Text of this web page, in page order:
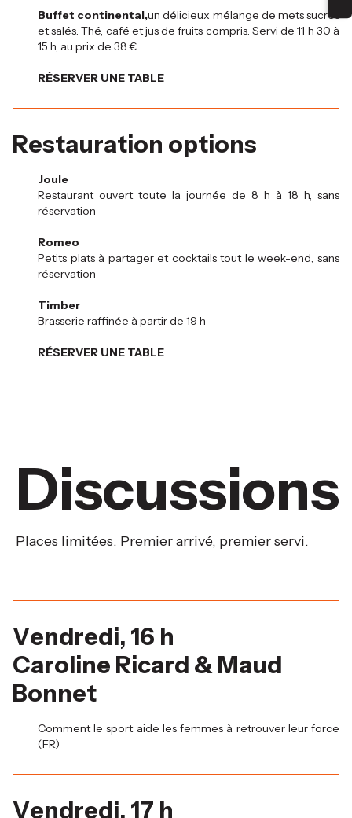
Buffet continental,un délicieux mélange de mets sucrés
et salés. Thé, café et jus de fruits compris. Servi de 11 h 30 à
15 h, au prix de 38 €.
RÉSERVER UNE TABLE
Restauration options
Joule
Restaurant ouvert toute la journée de 8 h à 18 h, sans
réservation
Romeo
Petits plats à partager et cocktails tout le week-end, sans
réservation
Timber
Brasserie raffinée à partir de 19 h
RÉSERVER UNE TABLE
Discussions
Places limitées. Premier arrivé, premier servi.
Vendredi, 16 h
Caroline Ricard & Maud
Bonnet
Comment le sport aide les femmes à retrouver leur force
(FR)
Vendredi, 17 h